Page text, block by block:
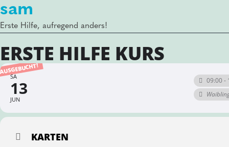
sam
Erste Hilfe, aufregend anders!
ERSTE HILFE KURS
SA
13
JUN
09:00 -
KARTEN